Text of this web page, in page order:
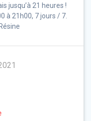
jusqu’à 21 heures !
à 21h00, 7 jours / 7.